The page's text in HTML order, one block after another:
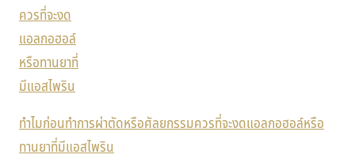
ทำไมก่อนทำการผ่าตัดหรือศัลยกรรมควรที่จะงดแอลกอฮอล์หรือ
ทานยาที่มีแอสไพริน